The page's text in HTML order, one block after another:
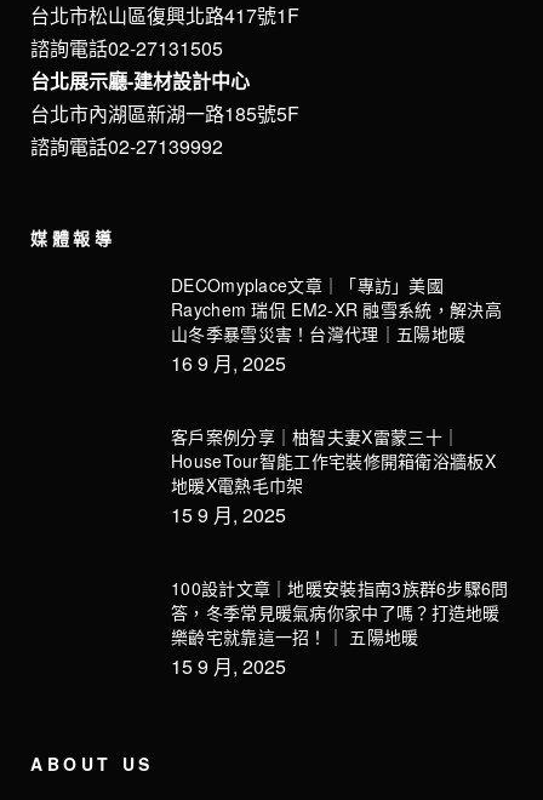
台北市松山區復興北路417號1F
諮詢電話02-27131505
台北展示廳-建材設計中心
台北市內湖區新湖一路185號5F
諮詢電話02-27139992
媒體報導
DECOmyplace文章｜「專訪」美國
Raychem 瑞侃 EM2-XR 融雪系統，解決高
山冬季暴雪災害！台灣代理｜五陽地暖
16 9 月, 2025
客戶案例分享｜柚智夫妻X雷蒙三十｜
HouseTour智能工作宅裝修開箱衛浴牆板X
地暖X電熱毛巾架
15 9 月, 2025
100設計文章｜地暖安裝指南3族群6步驟6問
答，冬季常見暖氣病你家中了嗎？打造地暖
樂齡宅就靠這一招！｜ 五陽地暖
15 9 月, 2025
ABOUT US